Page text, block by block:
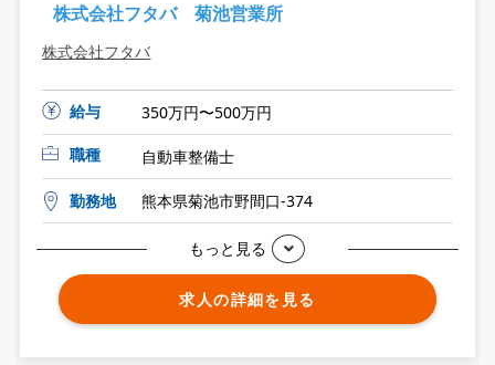
株式会社フタバ 菊池営業所
株式会社フタバ
給与
350万円〜500万円
職種
自動車整備士
勤務地 熊本県菊池市野間口-374
もっと見る
求人の詳細を見る